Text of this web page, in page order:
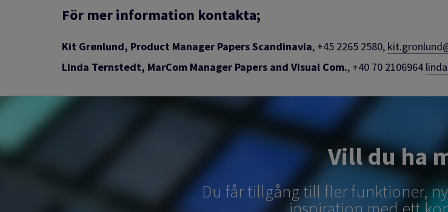
För mer information kontakta;
Kit Grønlund, Product Manager Papers Scandinavia, +45 2265 2580,
Linda Ternstedt, MarCom Manager Papers and Visual Com., +40 70 2106964
Vill du ha
Du får tillgång till fler funktioner,